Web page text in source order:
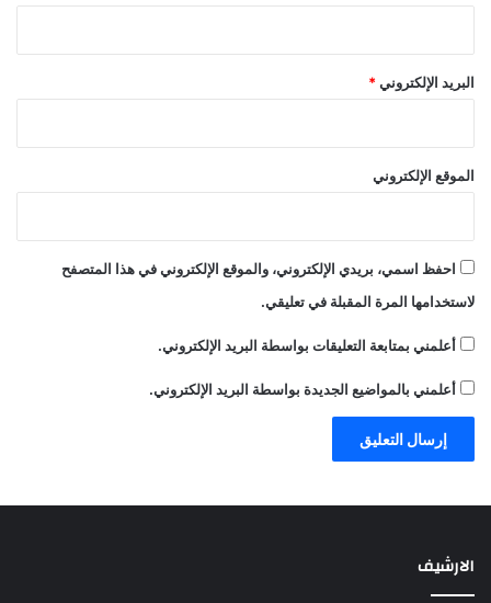
البريد الإلكتروني *
الموقع الإلكتروني
احفظ اسمي، بريدي الإلكتروني، والموقع الإلكتروني في هذا المتصفح
لاستخدامها المرة المقبلة في تعليقي.
أعلمني بمتابعة التعليقات بواسطة البريد الإلكتروني.
أعلمني بالمواضيع الجديدة بواسطة البريد الإلكتروني.
الارشيف